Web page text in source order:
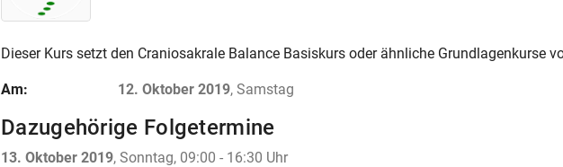
Dieser Kurs setzt den Craniosakrale Balance Basiskurs oder ähnliche Grundlagenkurse
Am: 12. Oktober 2019, Samstag
Dazugehörige Folgetermine
13. Oktober 2019, Sonntag, 09:00 - 16:30 Uhr